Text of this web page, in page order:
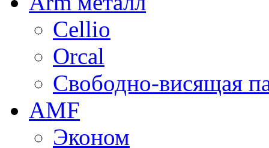
Cellio
Orcal
Свободно-висящая
AMF
Эконом